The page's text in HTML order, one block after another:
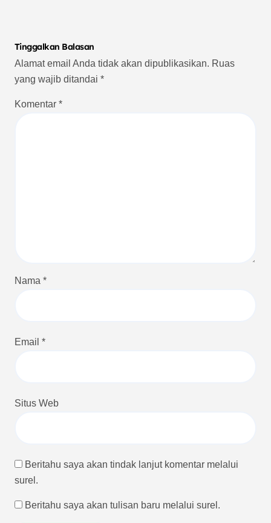
Tinggalkan Balasan
Alamat email Anda tidak akan dipublikasikan. Ruas
yang wajib ditandai *
Komentar *
Nama *
Email *
Situs Web
Beritahu saya akan tindak lanjut komentar melalui
surel.
Beritahu saya akan tulisan baru melalui surel.